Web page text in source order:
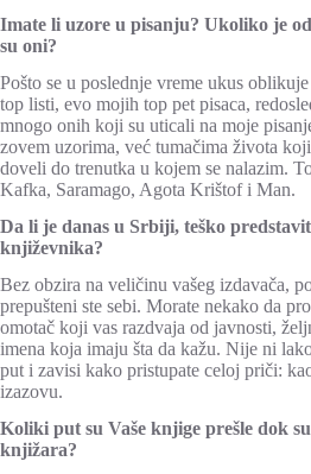
Imate li uzore u pisanju? Ukoliko je
su oni?
Pošto se u poslednje vreme ukus
top listi, evo mojih top pet pisaca,
mnogo onih koji su uticali na moje
zovem uzorima, već tumačima života
doveli do trenutka u kojem se nalazim.
Kafka, Saramago, Agota Krištof i Man.
Da li je danas u Srbiji, teško
književnika?
Bez obzira na veličinu vašeg izdavača,
prepušteni ste sebi. Morate nekako da
omotač koji vas razdvaja od javnosti,
imena koja imaju šta da kažu. Nije ni
put i zavisi kako pristupate celoj priči:
izazovu.
Koliki put su Vaše knjige prešle dok
knjižara?